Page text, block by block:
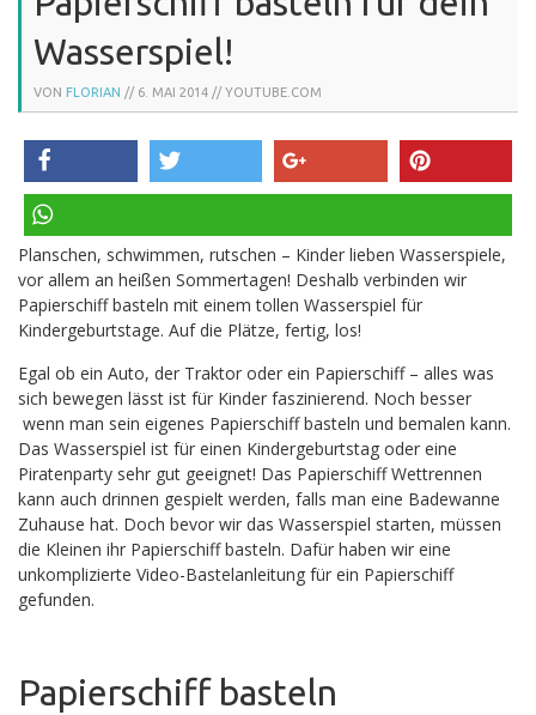
Wasserspiel!
VON FLORIAN // 6. MAI 2014 // YOUTUBE.COM
teilen
teilen
Planschen, schwimmen, rutschen – Kinder lieben Wasserspiele,
vor allem an heißen Sommertagen! Deshalb verbinden wir
Papierschiff basteln mit einem tollen Wasserspiel für
Kindergeburtstage. Auf die Plätze, fertig, los!
Egal ob ein Auto, der Traktor oder ein Papierschiff – alles was
sich bewegen lässt ist für Kinder faszinierend. Noch besser
wenn man sein eigenes Papierschiff basteln und bemalen kann.
Das Wasserspiel ist für einen Kindergeburtstag oder eine
Piratenparty sehr gut geeignet! Das Papierschiff Wettrennen
kann auch drinnen gespielt werden, falls man eine Badewanne
Zuhause hat. Doch bevor wir das Wasserspiel starten, müssen
die Kleinen ihr Papierschiff basteln. Dafür haben wir eine
unkomplizierte Video-Bastelanleitung für ein Papierschiff
gefunden.
Papierschiff basteln